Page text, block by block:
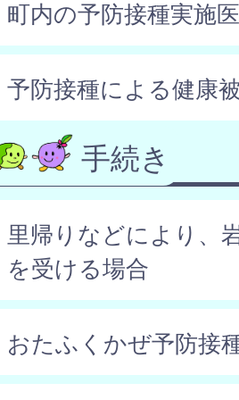
町内の予防接種実施
予防接種による健康
手続き
里帰りなどにより、
を受ける場合
おたふくかぜ予防接